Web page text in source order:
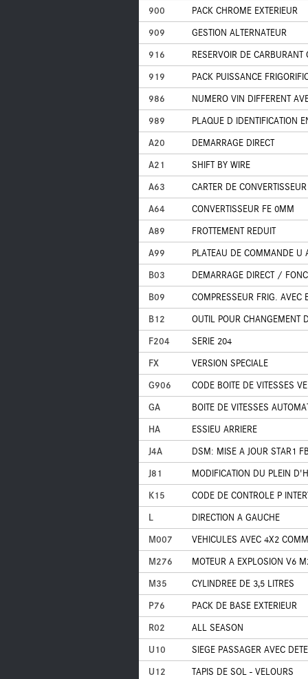
900
PACK CHROME EXTERIEUR
909
GESTION ALTERNATEUR
916
RESERVOIR DE
919
PACK PUISSANCE
986
NUMERO VIN DIFFERENT
989
PLAQUE D IDENTIFICATION
A20
DEMARRAGE DIRECT
A21
SHIFT BY WIRE
A63
CARTER DE
A64
CONVERTISSEUR FE 0MM
A89
FROTTEMENT REDUIT
A99
PLATEAU DE COMMANDE U
B03
DEMARRAGE DIRECT /
B09
COMPRESSEUR FRIG. AVEC
B12
OUTIL POUR CHANGEMENT
F204
SERIE 204
FX
VERSION SPECIALE
G906
CODE BOITE DE VITESSES
GA
BOITE DE VITESSES
HA
ESSIEU ARRIERE
J4A
DSM: MISE A JOUR STAR1
J81
MODIFICATION DU PLEIN
K15
CODE DE CONTROLE P
L
DIRECTION A GAUCHE
M007
VEHICULES AVEC 4X2
M276
MOTEUR A EXPLOSION V6
M35
CYLINDREE DE 3,5 LITRES
P76
PACK DE BASE EXTERIEUR
R02
ALL SEASON
U10
SIEGE PASSAGER AVEC
U12
TAPIS DE SOL - VELOURS